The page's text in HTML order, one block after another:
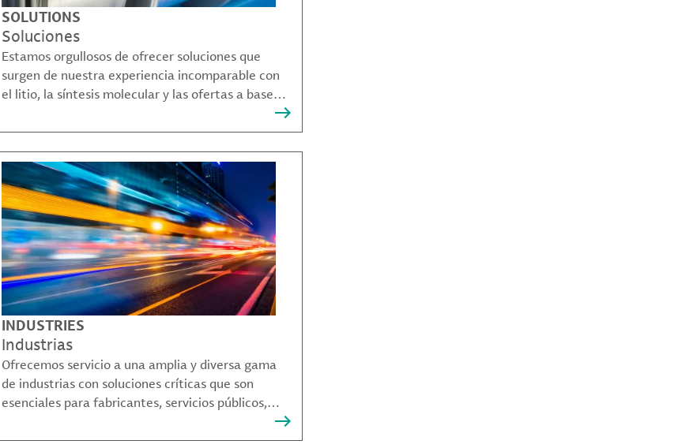
SOLUTIONS
Soluciones
Estamos orgullosos de ofrecer soluciones que
surgen de nuestra experiencia incomparable con
el litio, la síntesis molecular y las ofertas a base
bromo que resuelven muchos de los desafíos más
complejos de nuestros clientes.
INDUSTRIES
Industrias
Ofrecemos servicio a una amplia y diversa gama
de industrias con soluciones críticas que son
esenciales para fabricantes, servicios públicos,
compuestos de materiales y mucho más.